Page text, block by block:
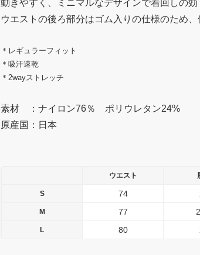
動きやすく、ミニマルなデザインで着回しの効
ウエストの後ろ部分はゴム入りの仕様のため
＊レギュラーフィット
＊吸汗速乾
＊2wayストレッチ
素材 ：ナイロン76％ ポリウレタン24%
原産国：日本
ウエスト
S 74
M 77
L 80